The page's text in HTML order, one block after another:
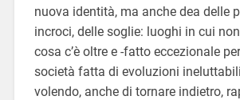
nuova identità, ma anche dea delle
incroci, delle soglie: luoghi in cui
cosa c’è oltre e -fatto eccezionale
società fatta di evoluzioni
volendo, anche di tornare indietro,